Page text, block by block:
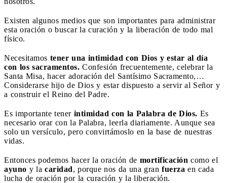
Existen algunos medios que son importantes para administrar
esta oración o buscar la curación y la liberación de todo mal
físico.
Necesitamos tener una intimidad con Dios y estar al día
con los sacramentos. Confesión frecuentemente, celebrar la
Santa Misa, hacer adoración del Santísimo Sacramento,…
Considerarse hijo de Dios y estar dispuesto a servir al Señor y
a construir el Reino del Padre.
Es importante tenerintimidad con la Palabra de Dios. Es
necesario orar con la Palabra, leerla diariamente. Aunque sea
solo un versículo, pero convirtámoslo en la base de nuestras
vidas.
Entonces podemos hacer la oración de mortificación como el
ayuno y la caridad, porque nos da una gran fuerza en cada
lucha de oración por la curación y la liberación.